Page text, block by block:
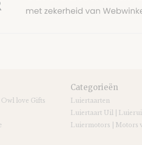
Owl love Gifts
Categorieën
Luiertaarten
Luiertaart Uil |
Luiermotors | Motors